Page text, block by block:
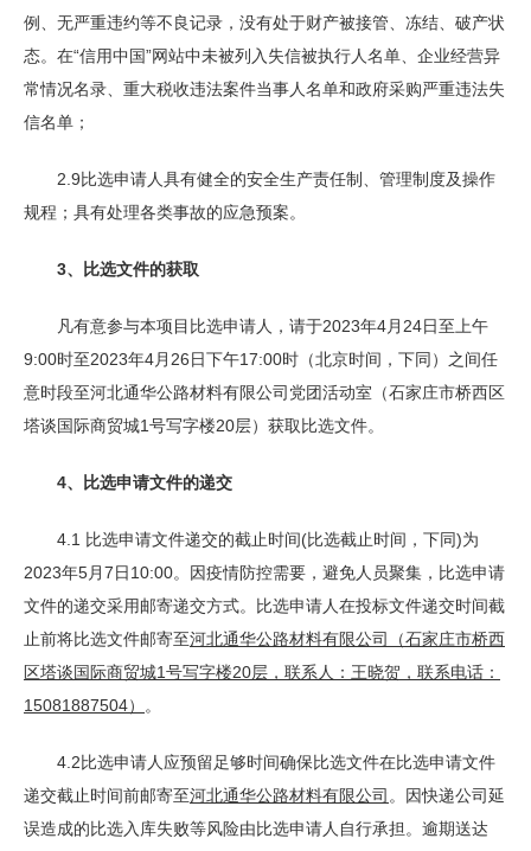
例、无严重违约等不良记录，没有处于财产被接管、冻结、破产状
态。在“信用中国”网站中未被列入失信被执行人名单、企业经营异
常情况名录、重大税收违法案件当事人名单和政府采购严重违法失
信名单；
2.9比选申请人具有健全的安全生产责任制、管理制度及操作
规程；具有处理各类事故的应急预案。
3、 比选文件的获取
凡有意参与本项目比选申请人，请于2023年4月24日至上午
9:00时至2023年4月26日下午17:00时（北京时间，下同）之间任
意时段至河北通华公路材料有限公司党团活动室（石家庄市桥西区
塔谈国际商贸城1号写字楼20层）获取比选文件。
4、比选申请文件的递交
4.1 比选申请文件递交的截止时间(比选截止时间，下同)为
2023年5月7日10:00。因疫情防控需要，避免人员聚集，比选申请
文件的递交采用邮寄递交方式。比选申请人在投标文件递交时间截
止前将比选文件邮寄至河北通华公路材料有限公司 （石家庄市桥西
区塔谈国际商贸城1号写字楼20层，联系人：王晓贺，联系电话：
15081887504） 。
4.2比选申请人应预留足够时间确保比选文件在比选申请文件
递交截止时间前邮寄至河北通华公路材料有限公司 。因快递公司延
误造成的比选入库失败等风险由比选申请人自行承担。逾期送达